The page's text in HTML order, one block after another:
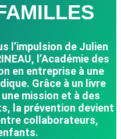
l’impulsion de Julien
l’Académie des
en entreprise à une
Grâce à un livre
mission et à des
la prévention devient
collaborateurs,